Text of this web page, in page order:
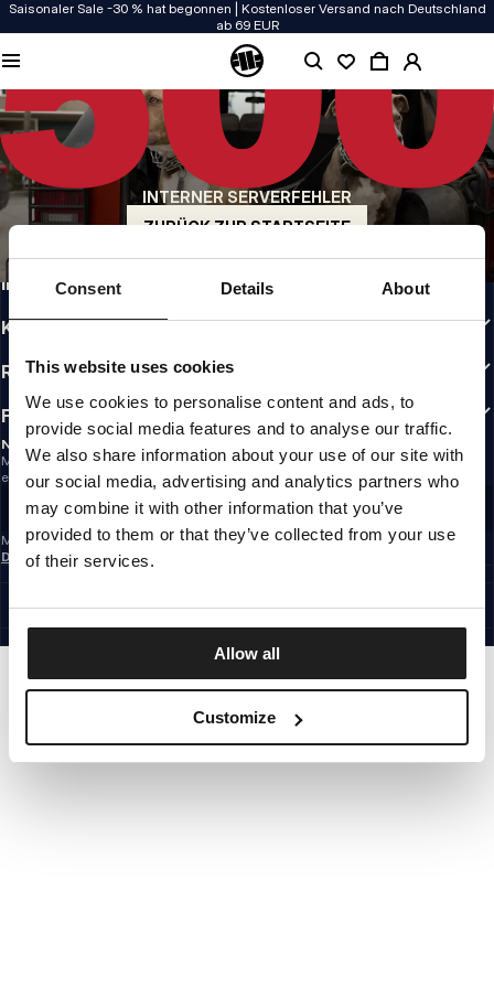
Consent Details About
This website uses cookies
We use cookies to personalise content and ads, to
provide social media features and to analyse our traffic.
We also share information about your use of our site with
our social media, advertising and analytics partners who
may combine it with other information that you’ve
provided to them or that they’ve collected from your use
of their services.
Allow all
Customize
Saisonaler Sale -30 % hat begonnen | Kostenloser Versand nach Deutschland
ab 69 EUR
INTERNER SERVERFEHLER
ZURÜCK ZUR STARTSEITE
QUALITÄT HAT BEI UNS PRIORITÄT
Unsere Kleidung wird mit Leidenschaft produziert. Bei Haltbarkeit, Langlebigkeit
der Materialien und Details machen wir keine Kompromisse.
US ORIGIN
Unsere Wurzeln reichen zurück ins San Diego der frühen 90er. Unser Stil ist roh,
authentisch und kompromisslos.
MARKE MIT CHARAKTER
INFO
KUNDENBEREICH
RICHTLINIEN
FOLLOW US
NEWSLETTER
Möchtest du Informationen über die neuesten Aktionen und Neuigkeiten
erhalten?
Email address
REGISTRIEREN SIE SICH
Mit der Anmeldung zum Newsletter bestätigst du, dass du die
Datenschutzerklärung
SITE CREDITS